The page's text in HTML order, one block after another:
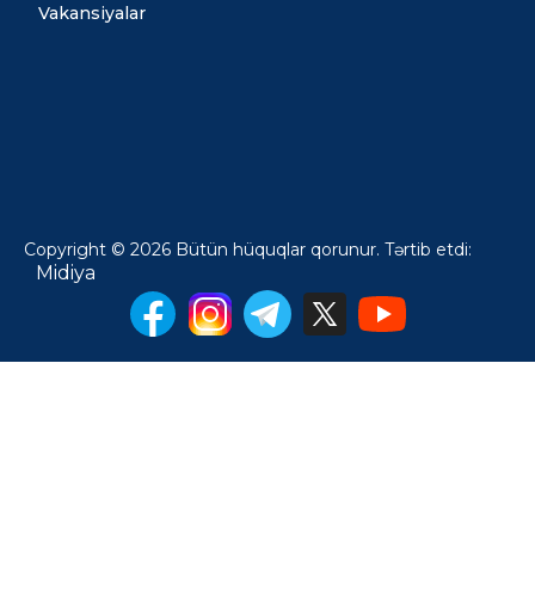
Vakansiyalar
Copyright © 2026 Bütün hüquqlar qorunur. Tərtib etdi:
Midiya